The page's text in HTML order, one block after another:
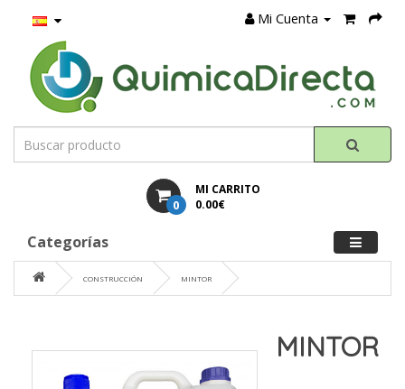
Mi Cuenta
MI CARRITO
0 0.00€
Categorías
CONSTRUCCIÓN MINTOR
MINTOR